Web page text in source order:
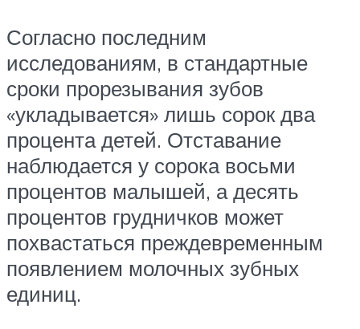
Согласно последним
исследованиям, в стандартные
сроки прорезывания зубов
«укладывается» лишь сорок два
процента детей. Отставание
наблюдается у сорока восьми
процентов малышей, а десять
процентов грудничков может
похвастаться преждевременным
появлением молочных зубных
единиц.